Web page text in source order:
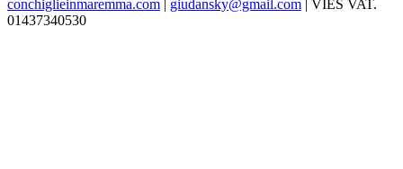
conchiglieinmaremma.com | giudansky@gmail.com | VIES VAT.
01437340530